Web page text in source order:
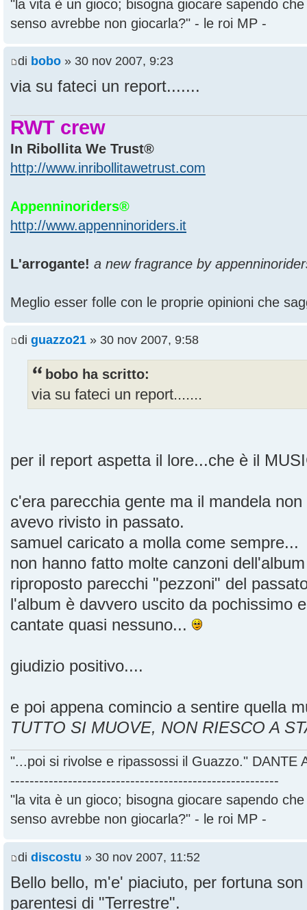
"la vita è un gioco; bisogna giocare sapendo
senso avrebbe non giocarla?" - le roi MP -
di bobo » 30 nov 2007, 9:23
via su fateci un report.......
RWT crew
In Ribollita We Trust®
http://www.inribollitawetrust.com
Appenninoriders®
http://www.appenninoriders.it
L'arrogante! a new fragrance by
Meglio esser folle con le proprie opinioni che
di guazzo21 » 30 nov 2007, 9:58
bobo ha scritto:
via su fateci un report.......
per il report aspetta il lore...che è il
c'era parecchia gente ma il mandela
avevo rivisto in passato.
samuel caricato a molla come sempre...
non hanno fatto molte canzoni
riproposto parecchi "pezzoni" del
l'album è davvero uscito da pochissimo
cantate quasi nessuno...
giudizio positivo....
e poi appena comincio a sentire quella
TUTTO SI MUOVE, NON RIESCO A
"...poi si rivolse e ripassossi il Guazzo." DANTE
--------------------------------------------------------
"la vita è un gioco; bisogna giocare sapendo
senso avrebbe non giocarla?" - le roi MP -
di discostu » 30 nov 2007, 11:52
Bello bello, m'e' piaciuto, per fortuna
parentesi di "Terrestre".